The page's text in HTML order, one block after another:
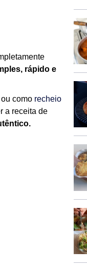
rápido e
como recheio
a receita de